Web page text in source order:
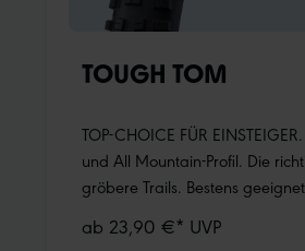
TOUGH TOM
TOP-CHOICE FÜR
und All Mountain-Profil. Die
gröbere Trails. Bestens
Erhältlich in den Laufradgrößen
ab 23,90 €* UVP